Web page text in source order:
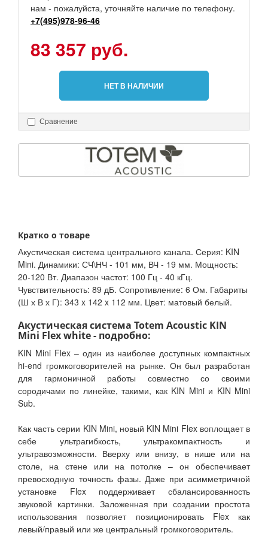
нам - пожалуйста, уточняйте наличие по телефону.
+7(495)978-96-46
83 357 руб.
НЕТ В НАЛИЧИИ
Сравнение
Кратко о товаре
Акустическая система центрального канала. Серия: KIN
Mini. Динамики: СЧ\НЧ - 101 мм, ВЧ - 19 мм. Мощность:
20-120 Вт. Диапазон частот: 100 Гц - 40 кГц.
Чувствительность: 89 дБ. Сопротивление: 6 Ом. Габариты
(Ш х В х Г): 343 x 142 x 112 мм. Цвет: матовый белый.
Акустическая система Totem Acoustic KIN
Mini Flex white - подробно:
KIN Mini Flex – один из наиболее доступных компактных
hi-end громкоговорителей на рынке. Он был разработан
для гармоничной работы совместно со своими
сородичами по линейке, такими, как KIN Mini и KIN Mini
Sub.
Как часть серии KIN Mini, новый KIN Mini Flex воплощает в
себе ультрагибкость, ультракомпактность и
ультравозможности. Вверху или внизу, в нише или на
столе, на стене или на потолке – он обеспечивает
превосходную точность фазы. Даже при асимметричной
установке Flex поддерживает сбалансированность
звуковой картинки. Заложенная при создании простота
использования позволяет позиционировать Flex как
левый/правый или же центральный громкоговоритель.